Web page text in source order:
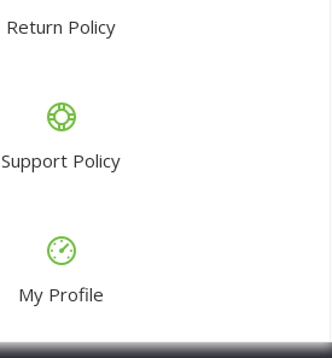
Return Policy
Support Policy
My Profile